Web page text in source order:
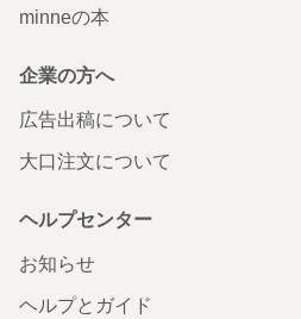
minneの本
企業の方へ
広告出稿について
大口注文について
ヘルプセンター
お知らせ
ヘルプとガイド